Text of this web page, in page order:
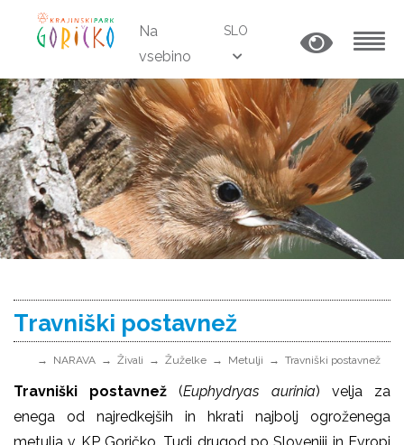
Na
vsebino
SLO
Travniški postavnež
NARAVA Živali Žuželke Metulji Travniški postavnež
Travniški postavnež(Euphydryas aurinia)
velja za
enega od najredkejših in hkrati najbolj ogroženega